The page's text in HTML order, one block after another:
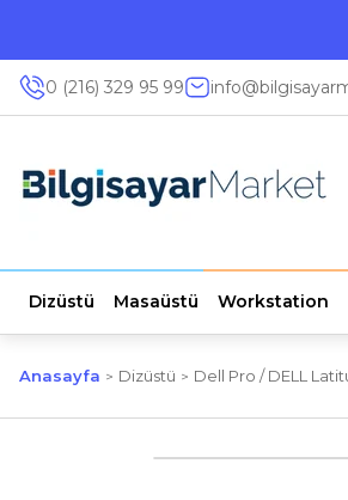
0 (216) 329 95 99
Dizüstü Masaüstü Workstation
Anasayfa Dizüstü Dell Pro / DELL